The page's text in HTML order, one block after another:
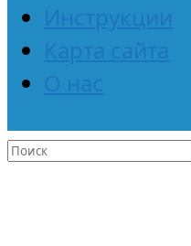
Инструкции
Карта сайта
О нас